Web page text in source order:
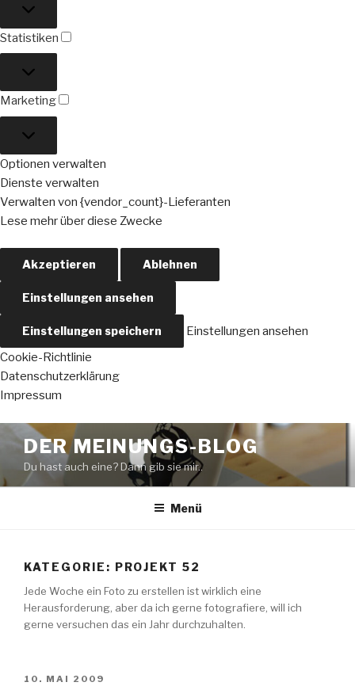
Statistiken
Marketing
Optionen verwalten
Dienste verwalten
Verwalten von {vendor_count}-Lieferanten
Lese mehr über diese Zwecke
Akzeptieren Ablehnen
Einstellungen ansehen
Einstellungen speichern
Einstellungen ansehen
Cookie-Richtlinie
Datenschutzerklärung
Impressum
Zum
Inhalt
springen
DER MEINUNGS-BLOG
Du hast auch eine? Dann gib sie mir..
Menü
KATEGORIE: PROJEKT 52
Jede Woche ein Foto zu erstellen ist wirklich eine
Herausforderung, aber da ich gerne fotografiere, will ich
gerne versuchen das ein Jahr durchzuhalten.
VERÖFFENTLICHT
10. MAI 2009